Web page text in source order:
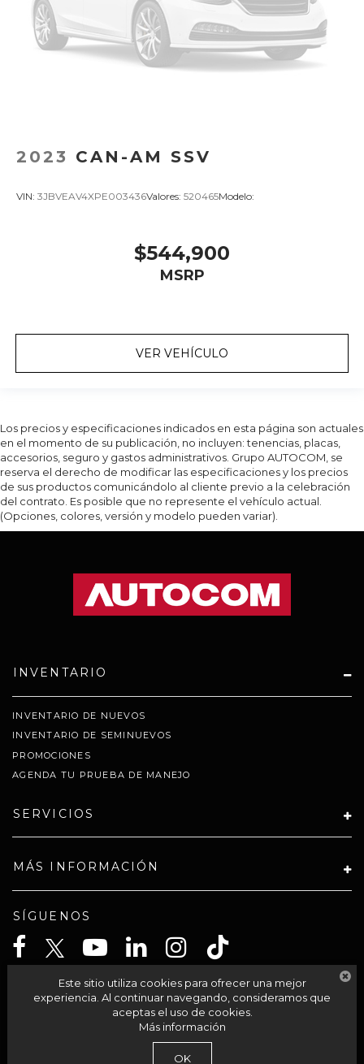
2023 CAN-AM SSV
VIN: 3JBVEAV4XPE003436Valores: 520465Modelo:
$544,900
MSRP
VER VEHÍCULO
Los precios y especificaciones indicados en esta página son actuales
en el momento de su publicación, no incluyen: tenencias, placas,
accesorios, seguro y gastos administrativos. Grupo AUTOCOM, se
reserva el derecho de modificar las especificaciones y los precios
de sus productos comunicándolo al cliente previo a la celebración
del contrato. Es posible que no represente el vehículo actual.
(Opciones, colores, versión y modelo pueden variar).
INVENTARIO
INVENTARIO DE NUEVOS
INVENTARIO DE SEMINUEVOS
PROMOCIONES
AGENDA TU PRUEBA DE MANEJO
SERVICIOS
MÁS INFORMACIÓN
SÍGUENOS
CELTA SOLUCIONES SA PI DE CV
Av Acueducto 95-int 201,Morelia,
Contáctanos |Aviso de Privacidad
Este sitio utiliza cookies para ofrecer una mejor
experiencia. Al continuar navegando, consideramos que
aceptas el uso de cookies.
Más información
OK